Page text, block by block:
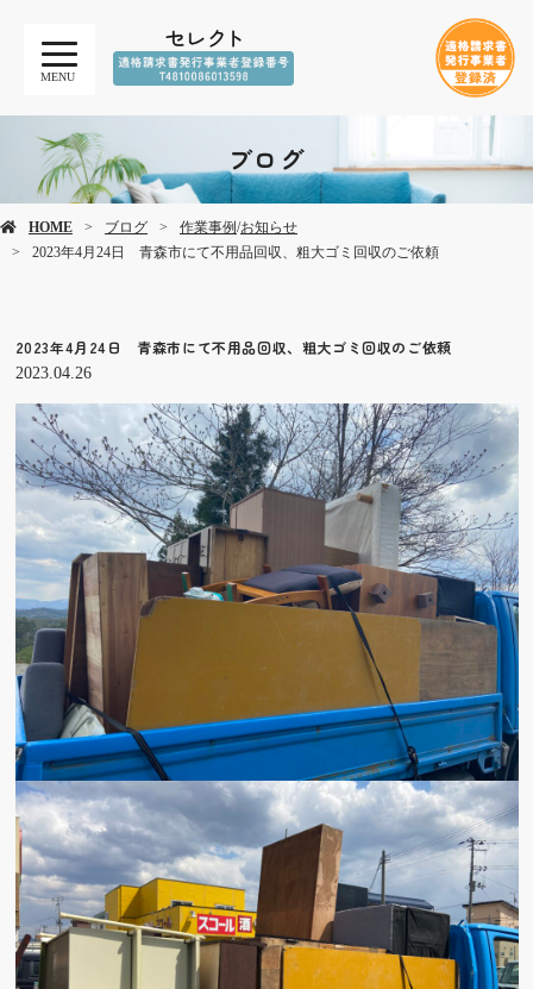
MENU
ブログ
HOME ブログ 作業事例/お知らせ
2023年4月24日 青森市にて不用品回収、粗大ゴミ回収のご依頼
2023年4月24日 青森市にて不用品回収、粗大ゴミ回収のご依頼
2023.04.26